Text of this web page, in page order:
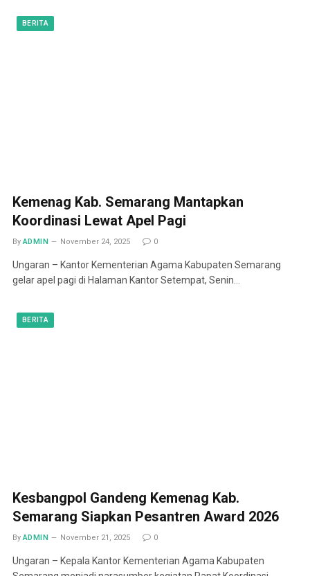
BERITA
Kemenag Kab. Semarang Mantapkan
Koordinasi Lewat Apel Pagi
By ADMIN November 24, 2025 0
Ungaran – Kantor Kementerian Agama Kabupaten Semarang
gelar apel pagi di Halaman Kantor Setempat, Senin…
BERITA
Kesbangpol Gandeng Kemenag Kab.
Semarang Siapkan Pesantren Award 2026
By ADMIN November 21, 2025 0
Ungaran – Kepala Kantor Kementerian Agama Kabupaten